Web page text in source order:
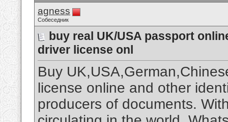
agness
Собеседник
buy real UK/USA passport
driver license onl
Buy
license online and other
producers of documents.